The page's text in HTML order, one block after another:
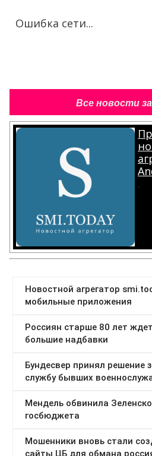
Ошибка сети...
Все новости
.